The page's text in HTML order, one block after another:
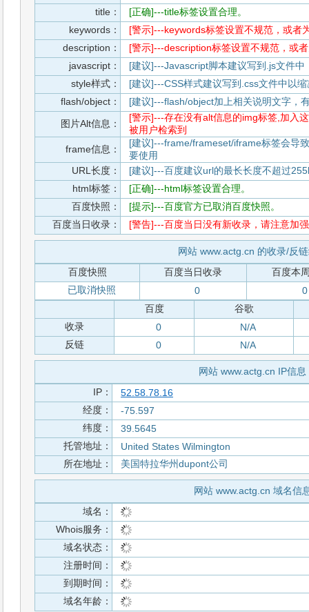
title：
[正确]---title标签设置合理。
keywords：
[警示]---keywords标签设置不规范，或者
description：
[警示]---description标签设置不规范，或
javascript：
[建议]---Javascript脚本建议写到.js文件中
style样式：
[建议]---CSS样式建议写到.css文件中以
flash/object：
[建议]---flash/object加上相关说明文字，
图片Alt信息：
[警示]---存在没有alt信息的img标签,加入
被用户检索到
frame信息：
[建议]---frame/frameset/iframe标签会导
要使用
URL长度：
[建议]---百度建议url的最长长度不超过
html标签：
[正确]---html标签设置合理。
百度快照：
[提示]---百度官方已取消百度快照。
百度当日收录：
[警告]---百度当日没有新收录，请注意加
网站 www.actg.cn 的收录/反
百度快照
百度当日收录
百度本
已取消快照
0
0
百度
谷歌
收录
0
N/A
反链
0 N/A
网站 www.actg.cn IP信息
IP：
52.58.78.16
经度：
-75.597
纬度：
39.5645
托管地址：
United States Wilmington
所在地址：
美国特拉华州dupont公司
网站 www.actg.cn 域名信
域名：
Whois服务：
域名状态：
注册时间：
到期时间：
域名年龄：